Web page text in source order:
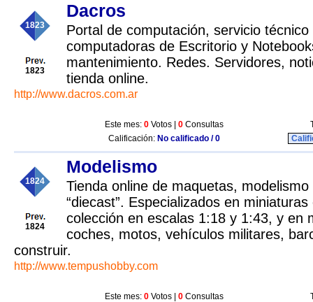
1823
1823
Dacros
Portal de computación, servicio
computadoras de Escritorio y
mantenimiento. Redes. Servidores,
tienda online.
http://www.dacros.com.ar
Este mes: 0 Votos | 0 Consultas
Calificación: No calificado / 0
1824
1824
Modelismo
Tienda online de maquetas,
“diecast”. Especializados en
colección en escalas 1:18 y 1:43, y en
coches, motos, vehículos militares,
construir.
http://www.tempushobby.com
Este mes: 0 Votos | 0 Consultas